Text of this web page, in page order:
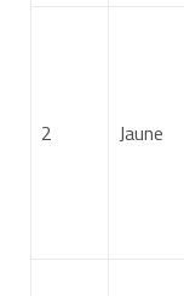
2 Jaune